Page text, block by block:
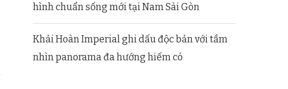
hình chuẩn sống mới tại Nam Sài Gòn
Khải Hoàn Imperial ghi dấu độc bản với tầm
nhìn panorama đa hướng hiếm có